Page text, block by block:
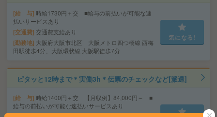
給 与 時給1730円＋交 ■給与の前払いが可能な速
払いサービスあり
交通費 交通費支給あり
勤務地 大阪府大阪市北区 大阪メトロ四つ橋線 西梅
田駅徒歩4分、大阪環状線 大阪駅徒歩7分
気になる!
ピタッと12時まで＊実働3h＊伝票のチェックなど[派遣]
給 与 時給1400円＋交 【月収例】84,000円～ ■
給与の前払いが可能な速払いサービスあり